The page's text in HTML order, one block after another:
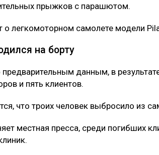
прыжков с парашютом.
о легкомоторном самолете модели
на борту
предварительным данным, в
и пять клиентов.
что троих человек выбросило из
местная пресса, среди погибших